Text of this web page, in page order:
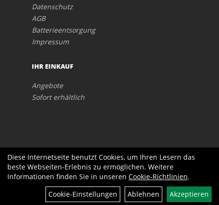
Datenschutz
AGB
Batterieentsorgung
Impressum
IHR EINKAUF
Angebote
Sofort erhältlich
Diese Internetseite benutzt Cookies, um Ihren Lesern das
beste Webseiten-Erlebnis zu ermöglichen. Weitere
Informationen finden Sie in unseren Cookie-Richtlinien.
Cookie-Einstellungen
Ablehnen Akzeptieren